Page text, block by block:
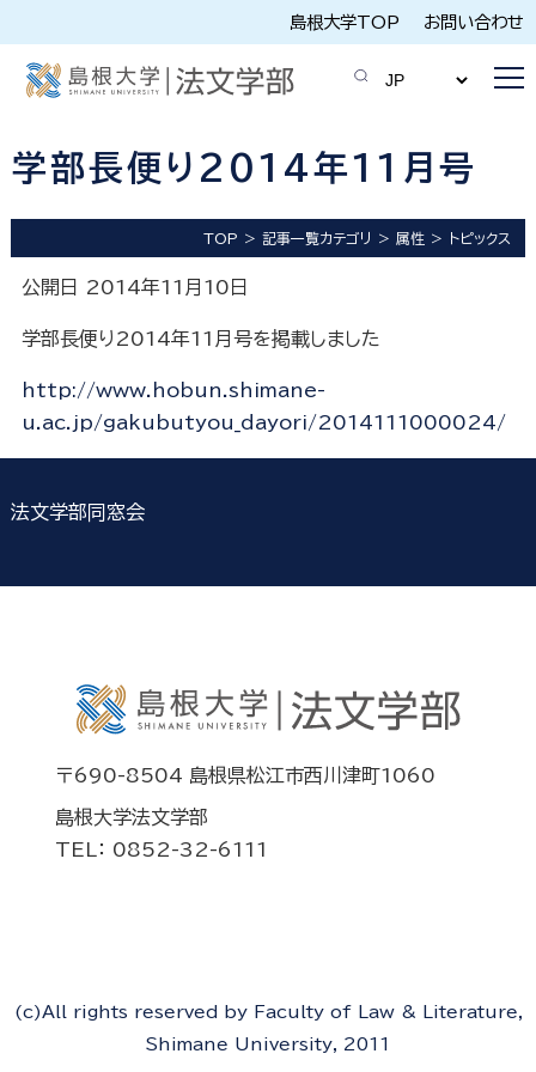
島根大学TOP お問い合わせ
学部長便り2014年11月号
TOP 記事一覧カテゴリ 属性 トピックス
公開日 2014年11月10日
学部長便り2014年11月号を掲載しました
http://www.hobun.shimane-
u.ac.jp/gakubutyou_dayori/2014111000024/
法文学部同窓会
〒690-8504 島根県松江市西川津町1060
島根大学法文学部
TEL： 0852-32-6111
(c)All rights reserved by Faculty of Law & Literature,
Shimane University, 2011